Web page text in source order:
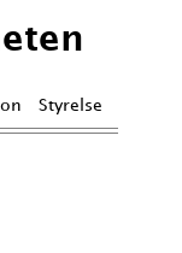
Styrelse